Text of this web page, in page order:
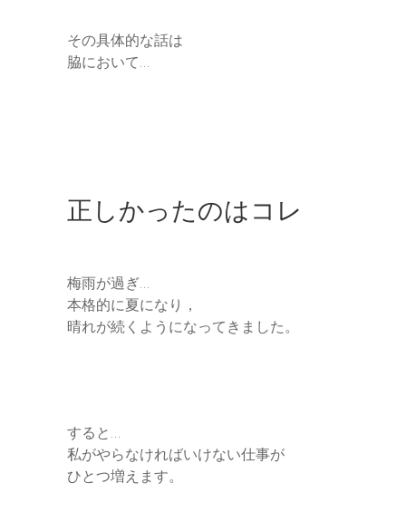
その具体的な話は
脇において…
正しかったのはコレ
梅雨が過ぎ…
本格的に夏になり，
晴れが続くようになってきました。
すると…
私がやらなければいけない仕事が
ひとつ増えます。